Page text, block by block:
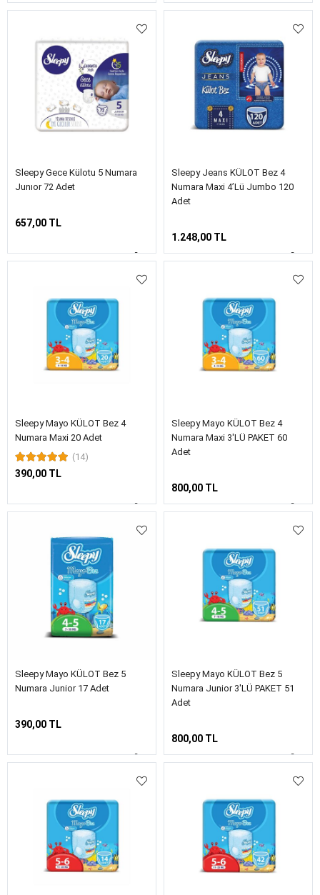
Sleepy Gece Külotu 5 Numara
Junıor 72 Adet
657,00 TL
Sleepy Jeans KÜLOT Bez 4
Numara Maxi 4’lü Jumbo 120
Adet
1.248,00 TL
Sleepy Mayo KÜLOT Bez 4
Numara Maxi 20 Adet
(14)
390,00 TL
Sleepy Mayo KÜLOT Bez 4
Numara Maxi 3'LÜ PAKET 60
Adet
800,00 TL
Sleepy Mayo KÜLOT Bez 5
Numara Junior 17 Adet
390,00 TL
Sleepy Mayo KÜLOT Bez 5
Numara Junior 3'LÜ PAKET 51
Adet
800,00 TL